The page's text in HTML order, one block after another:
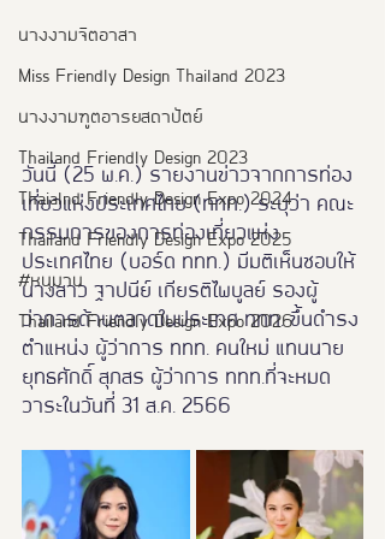
นางงามจิตอาสา
Miss Friendly Design Thailand 2023
นางงามฑูตอารยสถาปัตย์
Thailand Friendly Design 2023
Thaialnd Friendly Design Expo 2024
Thailand Friendly Design Expo 2025
#หนุมาน
Thailand Friendly Design Expo 2026
วันนี้ (25 พ.ค.) รายงานข่าวจากการท่อง
เที่ยวแห่งประเทศไทย (ททท.) ระบุว่า คณะ
กรรมการของการท่องเที่ยวแห่ง
ประเทศไทย (บอร์ด ททท.) มีมติเห็นชอบให้
นางสาว ฐาปนีย์ เกียรติไพบูลย์ รองผู้
ว่าการด้านตลาดในประเทศ ททท. ขึ้นดำรง
ตำแหน่ง ผู้ว่าการ ททท. คนใหม่ แทนนาย
ยุทธศักดิ์ สุภสร ผู้ว่าการ ททท.ที่จะหมด
วาระในวันที่ 31 ส.ค. 2566